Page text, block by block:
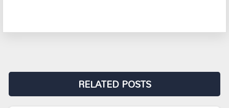
RELATED POSTS